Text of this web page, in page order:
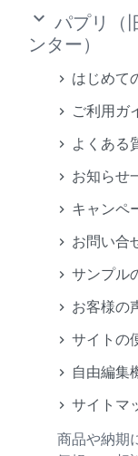
keyboard_arrow_down パプリ（
ンター）
はじめて
ご利用ガ
よくある
お知らせ
キャンペ
お問い合
サンプル
お客様の
サイトの
自由編集
サイトマ
商品や納期